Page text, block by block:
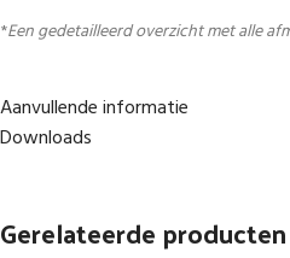
*Een gedetailleerd overzicht met alle
Aanvullende informatie
Downloads
Gerelateerde producten